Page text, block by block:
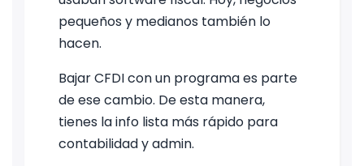
pequeños y medianos también lo
hacen.
Bajar CFDI con un programa es parte
de ese cambio. De esta manera,
tienes la info lista más rápido para
contabilidad y admin.